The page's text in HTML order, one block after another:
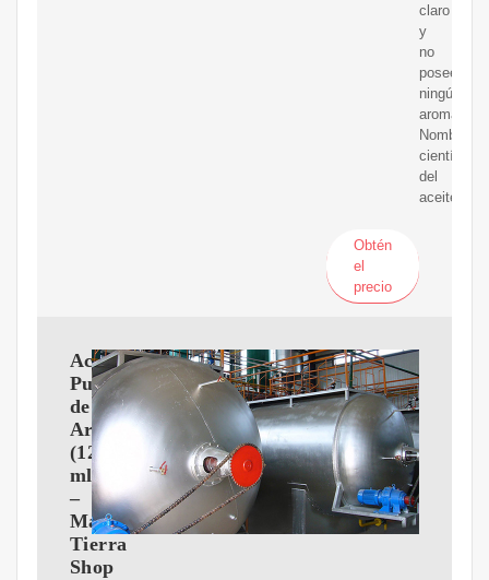
claro
y
no
posee
ningún
aroma.
Nombre
científico
del
aceite
Obtén
el
precio
Aceite
Puro
de
Arroz
(120
ml)
–
Madre
Tierra
Shop